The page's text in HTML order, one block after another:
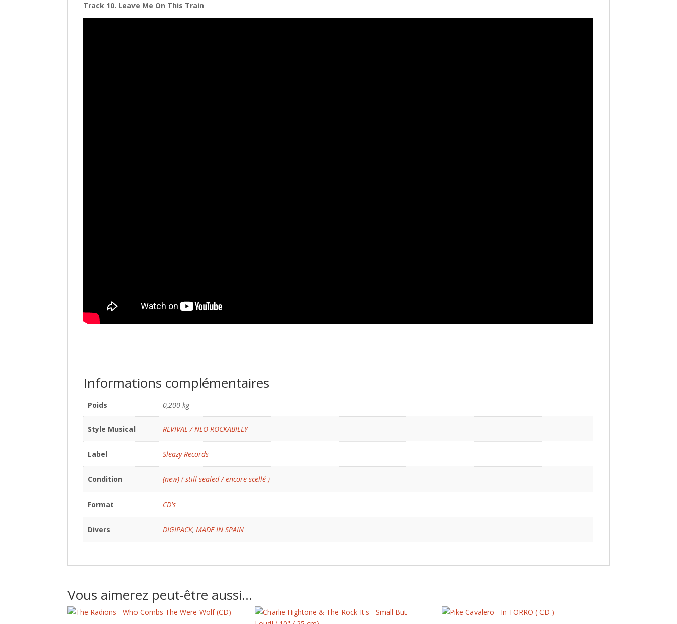
Track 10. Leave Me On This Train
Informations complémentaires
Poids 0,200 kg
Style Musical REVIVAL / NEO ROCKABILLY
Label Sleazy Records
Condition (new) ( still sealed / encore scellé )
Format CD's
Divers DIGIPACK,MADE IN SPAIN
Vous aimerez peut-être aussi…